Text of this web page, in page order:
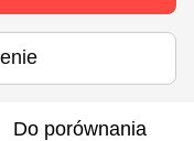
Do porównania